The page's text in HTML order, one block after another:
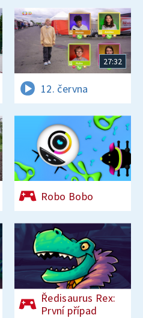
27:32
12. června
Robo Bobo
Ředisaurus Rex:
První případ